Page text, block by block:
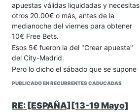
apuestas válidas liquidadas y necesitas
otros 20.00€ o más, antes de la
medianoche del viernes para obtener
10€ Free Bets.
Esos 5€ fueron la del "Crear apuesta"
del City-Madrid.
Pero lo dicho el sábado que se supone
dan la primera freebet de 5 € os lo digo.
PUBLICADO EN RECURRENTES CADUCADAS
RE: [ESPAÑA][13-19 Mayo]